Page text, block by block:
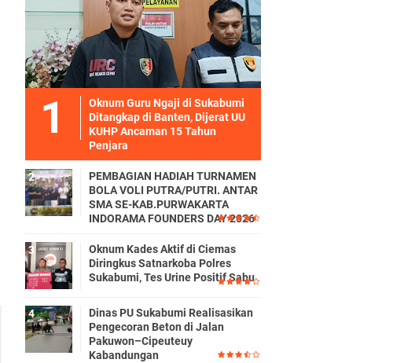
Oknum Guru Ngaji di Sukabumi
Ditangkap di Banten, Dijerat UU
KUHP Ancaman 15 Tahun
Penjara
PEMBAGIAN HADIAH TURNAMEN
BOLA VOLI PUTRA/PUTRI. ANTAR
SMA SE-KAB.PURWAKARTA
INDORAMA FOUNDERS DAY 2026
Oknum Kades Aktif di Ciemas
Diringkus Satnarkoba Polres
Sukabumi, Tes Urine Positif Sabu
Dinas PU Sukabumi Realisasikan
Pengecoran Beton di Jalan
Pakuwon–Cipeuteuy
Kabandungan